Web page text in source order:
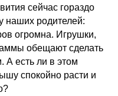
сейчас гораздо
наших родителей:
огромна. Игрушки,
обещают сделать
А есть ли в этом
спокойно расти и